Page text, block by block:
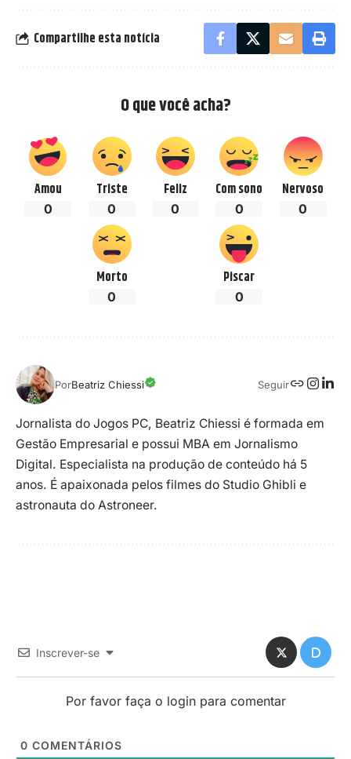
Compartilhe esta notícia
O que você acha?
Amou
0
Triste
0
Feliz
0
Com sono
0
Nervoso
0
Morto
0
Piscar
0
PorBeatriz Chiessi Seguir
Jornalista do Jogos PC, Beatriz Chiessi é formada em
Gestão Empresarial e possui MBA em Jornalismo
Digital. Especialista na produção de conteúdo há 5
anos. É apaixonada pelos filmes do Studio Ghibli e
astronauta do Astroneer.
Inscrever-se
Por favor faça o login para comentar
0 COMENTÁRIOS